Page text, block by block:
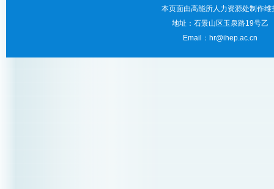
本页面由高能所人力资源处制作维
地址：石景山区玉泉路19号乙
Email：hr@ihep.ac.cn